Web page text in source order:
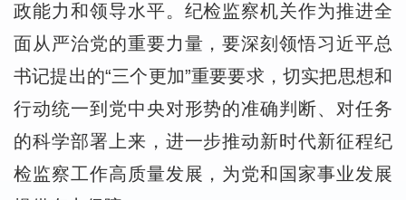
政能力和领导水平。纪检监察机关作为推进全
面从严治党的重要力量，要深刻领悟习近平总
书记提出的“三个更加”重要要求，切实把思想和
行动统一到党中央对形势的准确判断、对任务
的科学部署上来，进一步推动新时代新征程纪
检监察工作高质量发展，为党和国家事业发展